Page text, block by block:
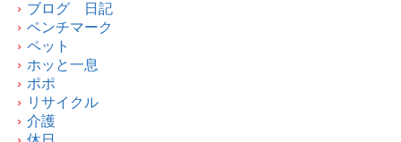
ブログ 日記
ベンチマーク
ペット
ホッと一息
ポポ
リサイクル
介護